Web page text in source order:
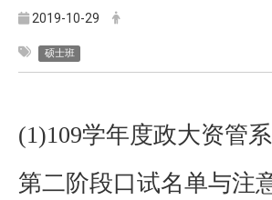
2019-10-29
硕士班
(1)109学年度政大资管
第二阶段口试名单与注